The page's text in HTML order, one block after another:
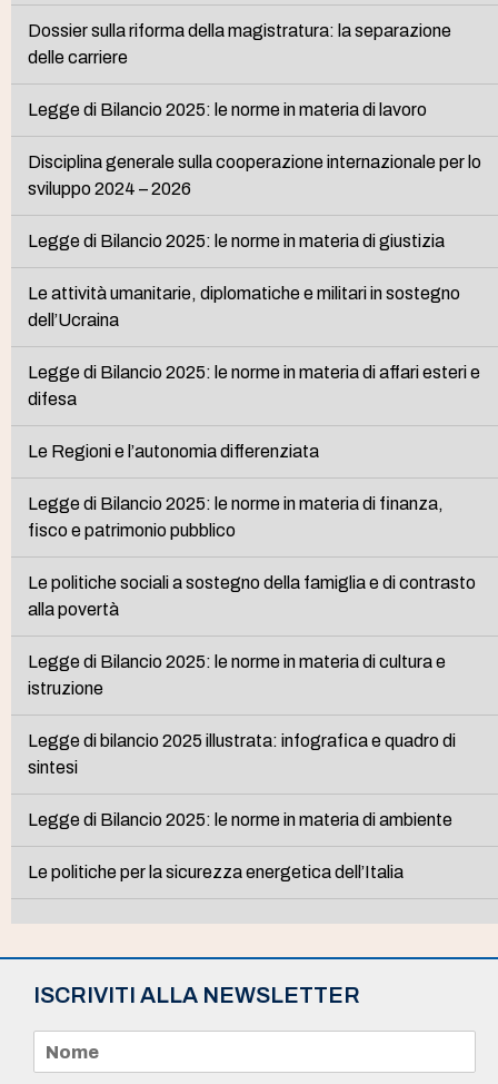
Dossier sulla riforma della magistratura: la separazione
delle carriere
Legge di Bilancio 2025: le norme in materia di lavoro
Disciplina generale sulla cooperazione internazionale per lo
sviluppo 2024 – 2026
Legge di Bilancio 2025: le norme in materia di giustizia
Le attività umanitarie, diplomatiche e militari in sostegno
dell’Ucraina
Legge di Bilancio 2025: le norme in materia di affari esteri e
difesa
Le Regioni e l’autonomia differenziata
Legge di Bilancio 2025: le norme in materia di finanza,
fisco e patrimonio pubblico
Le politiche sociali a sostegno della famiglia e di contrasto
alla povertà
Legge di Bilancio 2025: le norme in materia di cultura e
istruzione
Legge di bilancio 2025 illustrata: infografica e quadro di
sintesi
Legge di Bilancio 2025: le norme in materia di ambiente
Le politiche per la sicurezza energetica dell’Italia
ISCRIVITI ALLA NEWSLETTER
m